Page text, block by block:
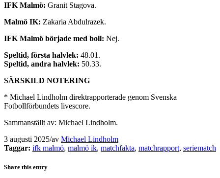
IFK Malmö: Granit Stagova.
Malmö IK: Zakaria Abdulrazek.
IFK Malmö började med boll: Nej.
Speltid, första halvlek: 48.01.
Speltid, andra halvlek: 50.33.
SÄRSKILD NOTERING
* Michael Lindholm direktrapporterade genom Svenska
Fotbollförbundets livescore.
Sammanställt av: Michael Lindholm.
3 augusti 2025/av Michael Lindholm
Taggar: ifk malmö, malmö ik, matchfakta, matchrapport, seriematch
Share this entry